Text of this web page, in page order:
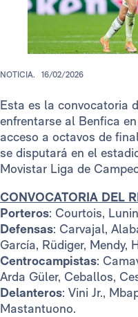
NOTICIA. 16/02/2026
Esta es la convocatoria
enfrentarse al Benfica
acceso a octavos de
se disputará en el
Movistar Liga de
CONVOCATORIA DEL
Porteros: Courtois,
Defensas: Carvajal,
García, Rüdiger, Mendy,
Centrocampistas:
Arda Güler, Ceballos,
Delanteros: Vini Jr.,
Mastantuono.